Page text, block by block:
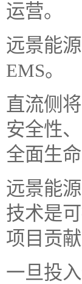
运营。
远景能
EMS。
直流侧
安全性
全面生
远景能
技术是
项目贡
一旦投